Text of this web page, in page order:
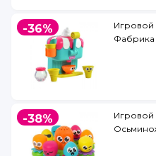
-36%
Игровой
-38%
Игровой